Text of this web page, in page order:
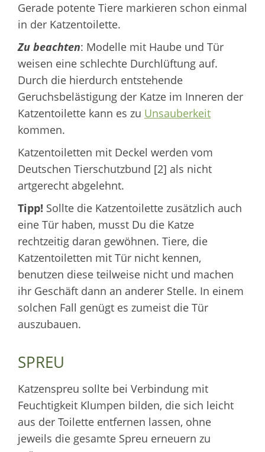
Gerade potente Tiere markieren schon einmal
in der Katzentoilette.
Zu beachten: Modelle mit Haube und Tür
weisen eine schlechte Durchlüftung auf.
Durch die hierdurch entstehende
Geruchsbelästigung der Katze im Inneren der
Katzentoilette kann es zu Unsauberkeit
kommen.
Katzentoiletten mit Deckel werden vom
Deutschen Tierschutzbund [2] als nicht
artgerecht abgelehnt.
Tipp! Sollte die Katzentoilette zusätzlich auch
eine Tür haben, musst Du die Katze
rechtzeitig daran gewöhnen. Tiere, die
Katzentoiletten mit Tür nicht kennen,
benutzen diese teilweise nicht und machen
ihr Geschäft dann an anderer Stelle. In einem
solchen Fall genügt es zumeist die Tür
auszubauen.
SPREU
Katzenspreu sollte bei Verbindung mit
Feuchtigkeit Klumpen bilden, die sich leicht
aus der Toilette entfernen lassen, ohne
jeweils die gesamte Spreu erneuern zu